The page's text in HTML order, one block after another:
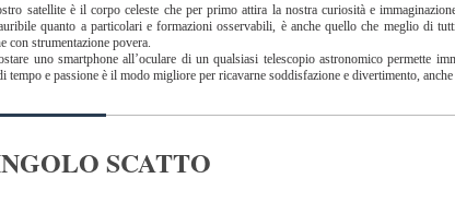
satellite è il corpo celeste che per primo attira la nostra curiosità e
quanto a particolari e formazioni osservabili, è anche quello che meglio di
con strumentazione povera.
uno smartphone all’oculare di un qualsiasi telescopio astronomico permette
tempo e passione è il modo migliore per ricavarne soddisfazione e divertimento, anche
SCATTO